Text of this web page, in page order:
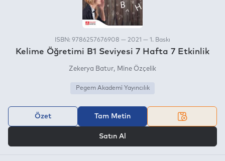
ISBN: 9786257676908 — 2021 — 1. Baskı
Kelime Öğretimi B1 Seviyesi 7 Hafta 7 Etkinlik
Zekerya Batur Mine Özçelik
Pegem Akademi Yayıncılık
Özet Tam Metin
Satın Al